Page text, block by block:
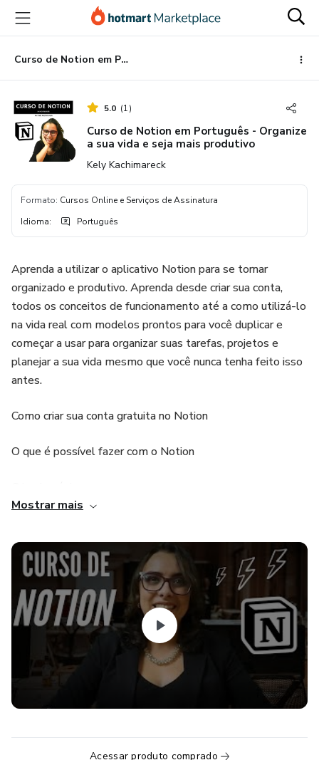
para
conteúdo
principal
para
pagamento
para
rodapé
Curso de Notion em Português - Organize a sua vida e seja mais produtivo
5.0 (1)
Curso de Notion em Português - Organize
a sua vida e seja mais produtivo
Kely Kachimareck
Formato: Cursos Online e Serviços de Assinatura
Idioma: Português
Aprenda a utilizar o aplicativo Notion para se tornar
organizado e produtivo. Aprenda desde criar sua conta,
todos os conceitos de funcionamento até a como utilizá-lo
na vida real com modelos prontos para você duplicar e
começar a usar para organizar suas tarefas, projetos e
planejar a sua vida mesmo que você nunca tenha feito isso
antes.
Como criar sua conta gratuita no Notion
O que é possível fazer com o Notion
Compartilhamento
Blocos de conteúdos avançados
Importar conteúdo de outras ferramentas
Webclipper
Introdução a bancos de dados
Como utilizar bancos de dados parte 1
Mostrar mais
Acessar produto comprado